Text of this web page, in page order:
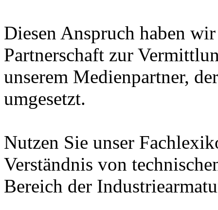
Diesen Anspruch haben
Partnerschaft zur
unserem Medienpartner,
umgesetzt.
Nutzen Sie unser
Verständnis von
Bereich der